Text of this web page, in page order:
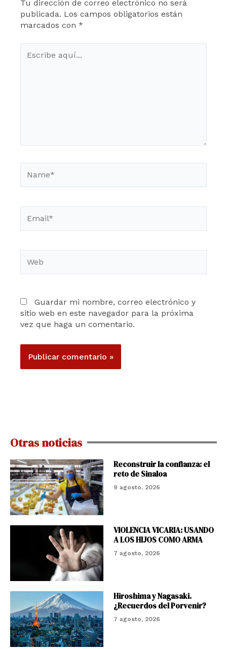
Tu dirección de correo electrónico no será
publicada. Los campos obligatorios están
marcados con *
aquí...
Guardar mi nombre, correo electrónico y
sitio web en este navegador para la próxima
vez que haga un comentario.
Otras noticias
Reconstruir la confianza: el
reto de Sinaloa
9 agosto, 2026
VIOLENCIA VICARIA: USANDO
A LOS HIJOS COMO ARMA
7 agosto, 2026
Hiroshima y Nagasaki.
¿Recuerdos del Porvenir?
7 agosto, 2026